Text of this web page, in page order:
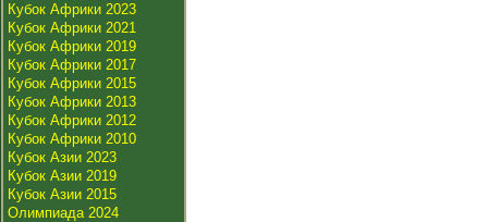
Кубок Африки 2023
Кубок Африки 2021
Кубок Африки 2019
Кубок Африки 2017
Кубок Африки 2015
Кубок Африки 2013
Кубок Африки 2012
Кубок Африки 2010
Кубок Азии 2023
Кубок Азии 2019
Кубок Азии 2015
Олимпиада 2024